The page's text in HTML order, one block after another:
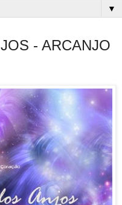
▼
- ARCANJO